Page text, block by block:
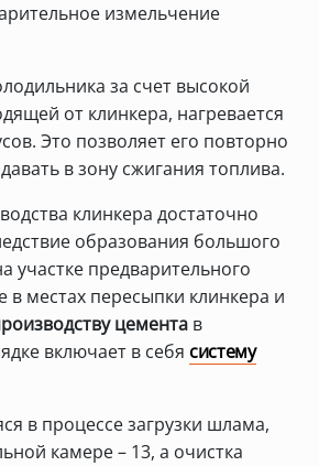
измельчение
за счет высокой
от клинкера, нагревается
Это позволяет его повторно
в зону сжигания топлива.
клинкера достаточно
образования большого
участке предварительного
в местах пересыпки клинкера и
цемента в
включает в себя систему
в процессе загрузки шлама,
камере – 13, а очистка